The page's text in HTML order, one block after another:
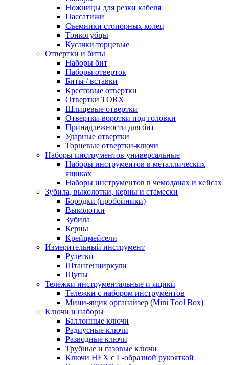
Ножницы для резки кабеля
Пассатижи
Съемники стопорных колец
Тонкогубцы
Кусачки торцевые
Отвертки и биты
Наборы бит
Наборы отверток
Биты / вставки
Крестовые отвертки
Отвертки TORX
Шлицевые отвертки
Отвертки-воротки под головки
Принадлежности для бит
Ударные отвертки
Торцевые отвертки-ключи
Наборы инструментов универсальные
Наборы инструментов в металлических
ящиках
Наборы инструментов в чемоданах и кейсах
Зубила, выколотки, керны и стамески
Бородки (пробойники)
Выколотки
Зубила
Керны
Крейцмейсели
Измерительный инструмент
Рулетки
Штангенциркули
Щупы
Тележки инструментальные и ящики
Тележки с набором инструментов
Мини-ящик органайзер (Mini Tool Box)
Ключи и наборы
Баллонные ключи
Радиусные ключи
Разводные ключи
Трубные и газовые ключи
Ключи HEX с L-образной рукояткой